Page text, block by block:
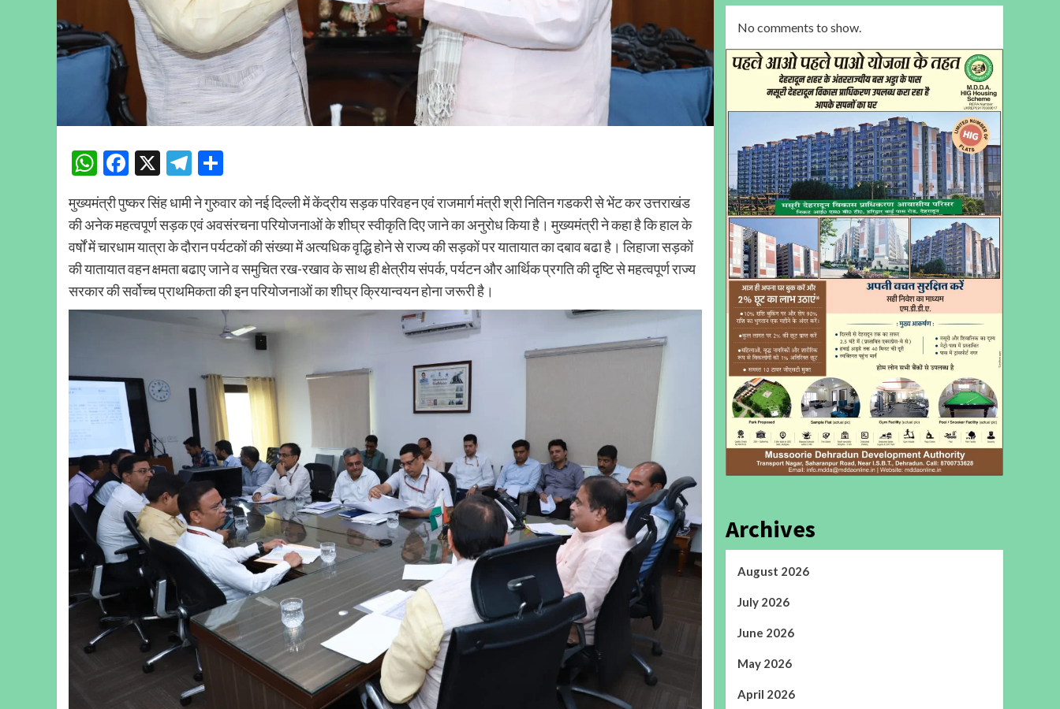
WhatsApp
Facebook
X Telegram
मुख्यमंत्री पुष्कर सिंह धामी ने गुरुवार को नई दिल्ली में केंद्रीय सड़क परिवहन एवं राजमार्ग मंत्री श्री नितिन गडकरी से भेंट कर उत्तराखंड
की अनेक महत्वपूर्ण सड़क एवं अवसंरचना परियोजनाओं के शीघ्र स्वीकृति दिए जाने का अनुरोध किया है। मुख्यमंत्री ने कहा है कि हाल के
वर्षों में चारधाम यात्रा के दौरान पर्यटकों की संख्या में अत्यधिक वृद्धि होने से राज्य की सड़कों पर यातायात का दबाव बढा है। लिहाजा सड़कों
की यातायात वहन क्षमता बढाए जाने व समुचित रख-रखाव के साथ ही क्षेत्रीय संपर्क, पर्यटन और आर्थिक प्रगति की दृष्टि से महत्वपूर्ण राज्य
सरकार की सर्वोच्च प्राथमिकता की इन परियोजनाओं का शीघ्र क्रियान्वयन होना जरूरी है।
No comments to show.
Archives
August 2026
July 2026
June 2026
May 2026
April 2026